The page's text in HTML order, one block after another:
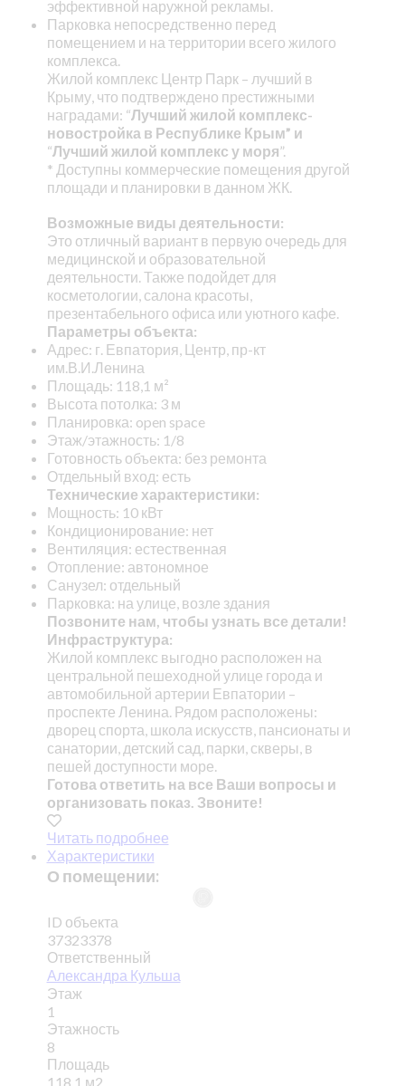
эффективной наружной рекламы.
Парковка непосредственно перед
помещением и на территории всего жилого
комплекса.
Жилой комплекс Центр Парк – лучший в
Крыму, что подтверждено престижными
наградами: “Лучший жилой комплекс-
новостройка в Республике Крым” и
“Лучший жилой комплекс у моря”.
* Доступны коммерческие помещения другой
площади и планировки в данном ЖК.
Возможные виды деятельности:
Это отличный вариант в первую очередь для
медицинской и образовательной
деятельности. Также подойдет для
косметологии, салона красоты,
презентабельного офиса или уютного кафе.
Параметры объекта:
Адрес: г. Евпатория, Центр, пр-кт
им.В.И.Ленина
Площадь: 118,1 м²
Высота потолка: 3 м
Планировка: open space
Этаж/этажность: 1/8
Готовность объекта: без ремонта
Отдельный вход: есть
Технические характеристики:
Мощность: 10 кВт
Кондиционирование: нет
Вентиляция: естественная
Отопление: автономное
Санузел: отдельный
Парковка: на улице, возле здания
Позвоните нам, чтобы узнать все детали!
Инфраструктура:
Жилой комплекс выгодно расположен на
центральной пешеходной улице города и
автомобильной артерии Евпатории –
проспекте Ленина. Рядом расположены:
дворец спорта, школа искусств, пансионаты и
санатории, детский сад, парки, скверы, в
пешей доступности море.
Готова ответить на все Ваши вопросы и
организовать показ. Звоните!
Читать подробнее
Характеристики
О помещении:
ID объекта
37323378
Ответственный
Александра Кульша
Этаж
1
Этажность
8
Площадь
118.1 м2